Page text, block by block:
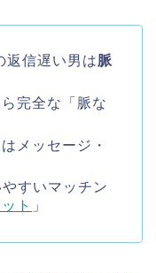
返信遅い男は脈
完全な「脈な
メッセージ・
すいマッチン
ト 」